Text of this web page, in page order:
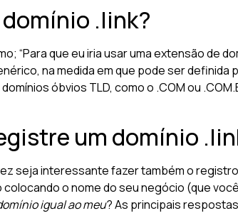
.link?
“Para que eu iria usar uma extensão de
na medida em que pode ser
óbvios TLD, como o .COM ou
um domínio
seja interessante fazer também o
o nome do seu negócio (que
igual ao meu? As principais